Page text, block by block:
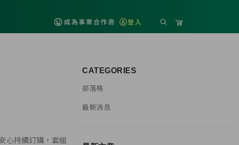
成為事業合作商 登入
心持續訂購，套組
CATEGORIES
部落格
最新消息